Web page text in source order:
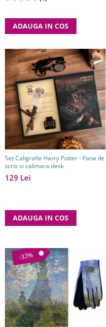
ADAUGA IN COS
Set Caligrafie Harry Potter - Pana de
scris si calimara desk
129 Lei
ADAUGA IN COS
-33%